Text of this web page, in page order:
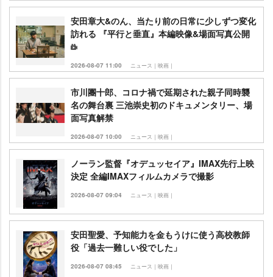
安田章大&のん、当たり前の日常に少しずつ変化
訪れる 『平行と垂直』本編映像&場面写真公開
2026-08-07 11:00 ニュース｜映画｜
市川團十郎、コロナ禍で延期された親子同時襲
名の舞台裏 三池崇史初のドキュメンタリー、場
面写真解禁
2026-08-07 10:00 ニュース｜映画｜
ノーラン監督『オデュッセイア』IMAX先行上映
決定 全編IMAXフィルムカメラで撮影
2026-08-07 09:04 ニュース｜映画｜
安田聖愛、予知能力を金もうけに使う高校教師
役「過去一難しい役でした」
2026-08-07 08:45 ニュース｜映画｜